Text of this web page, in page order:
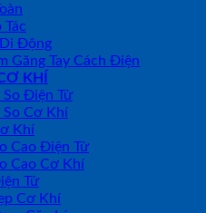
Tác
Động
Găng Tay Cách Điện
KHÍ
Điện Tử
Cơ Khí
Khí
Cao Điện Tử
Cao Cơ Khí
Tử
Cơ Khí